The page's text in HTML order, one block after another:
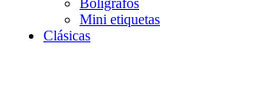
Mini etiquetas
Clásicas